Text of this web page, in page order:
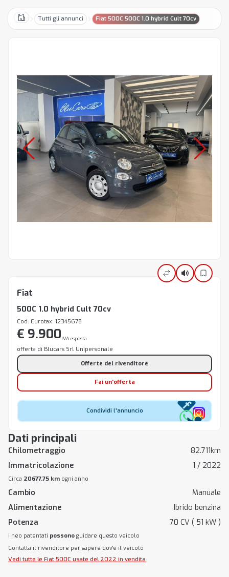
HomeTutti gli annunci Fiat 500C 500C 1.0 hybrid Cult 70cv
Dati principali
Chilometraggio
82.711km
Immatricolazione
1 / 2022
Circa 20677.75 km ogni anno
Cambio
Manuale
Alimentazione
Ibrido benzina
Potenza
70 CV ( 51 kW )
I neo patentati possono guidare questo veicolo
Contatta il rivenditore per sapere dov'è il veicolo
Vedi tutte le Fiat 500C usate del 2022 in vendita
Fiat
500C 1.0 hybrid Cult 70cv
Cod. Eurotax: 12345678
€ 9.900IVA esposta
offerta di Blucars Srl Unipersonale
Offerte del rivenditore
Fai un'offerta
Condividi l'annuncio